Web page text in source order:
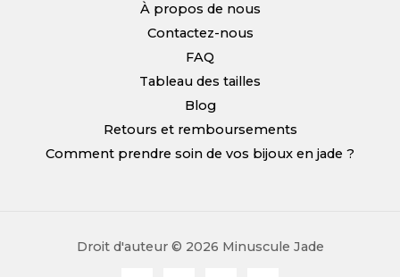
À propos de nous
Contactez-nous
FAQ
Tableau des tailles
Blog
Retours et remboursements
Comment prendre soin de vos bijoux en jade ?
Droit d'auteur © 2026 Minuscule Jade